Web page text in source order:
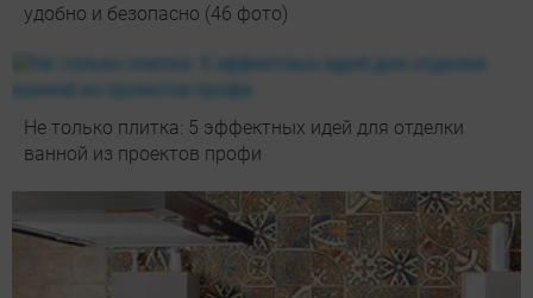
удобно и безопасно (46 фото)
Не только плитка: 5 эффектных идей для отделки
ванной из проектов профи